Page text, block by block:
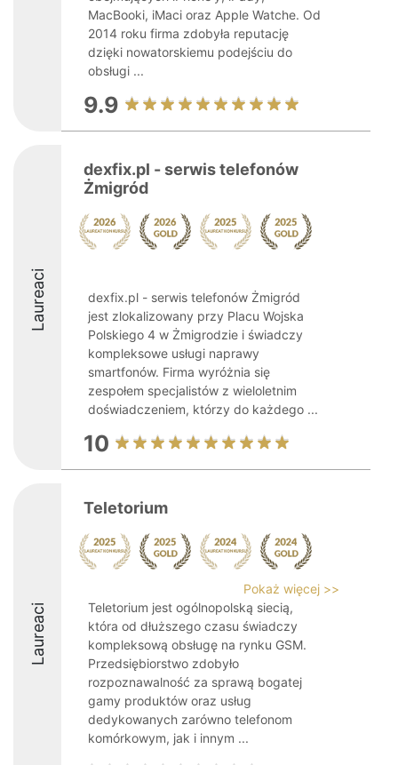
MacBooki, iMaci oraz Apple Watche. Od
2014 roku firma zdobyła reputację
dzięki nowatorskiemu podejściu do
obsługi ...
9.9
Laureaci
dexfix.pl - serwis telefonów
Żmigród
dexfix.pl - serwis telefonów Żmigród
jest zlokalizowany przy Placu Wojska
Polskiego 4 w Żmigrodzie i świadczy
kompleksowe usługi naprawy
smartfonów. Firma wyróżnia się
zespołem specjalistów z wieloletnim
doświadczeniem, którzy do każdego ...
10
Laureaci
Teletorium
Pokaż więcej >>
Teletorium jest ogólnopolską siecią,
która od dłuższego czasu świadczy
kompleksową obsługę na rynku GSM.
Przedsiębiorstwo zdobyło
rozpoznawalność za sprawą bogatej
gamy produktów oraz usług
dedykowanych zarówno telefonom
komórkowym, jak i innym ...